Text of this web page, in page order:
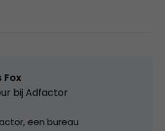
Fox
bij Adfactor
een bureau